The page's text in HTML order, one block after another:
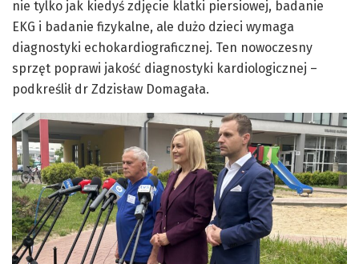
nie tylko jak kiedyś zdjęcie klatki piersiowej, badanie
EKG i badanie fizykalne, ale dużo dzieci wymaga
diagnostyki echokardiograficznej. Ten nowoczesny
sprzęt poprawi jakość diagnostyki kardiologicznej –
podkreślił dr Zdzisław Domagała.